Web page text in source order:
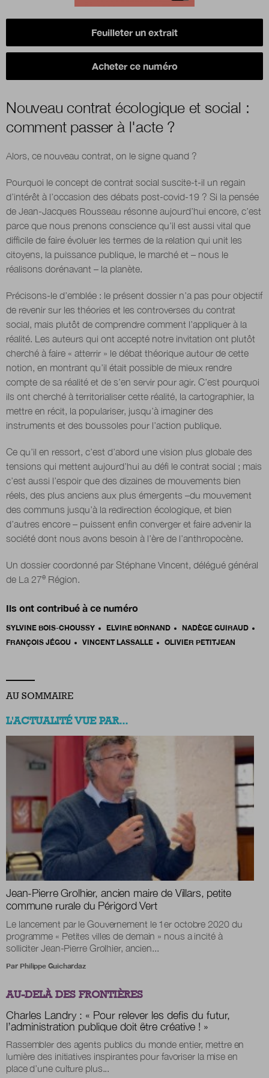
Qui sommes-nous ?
Nous contacter
Renseignez votre email afin de suivre l'actualité
de la transformation publique.
Nous suivre sur Twittersur LinkedIn
Nouveau contrat écologique et social :
comment passer à l'acte ?
Alors, ce nouveau contrat, on le signe quand ?
Pourquoi le concept de contrat social suscite-t-il un regain
d’intérêt à l’occasion des débats post-covid-19 ? Si la pensée
de Jean-Jacques Rousseau résonne aujourd’hui encore, c’est
parce que nous prenons conscience qu’il est aussi vital que
difficile de faire évoluer les termes de la relation qui unit les
citoyens, la puissance publique, le marché et – nous le
réalisons dorénavant – la planète.
Précisons-le d’emblée : le présent dossier n’a pas pour objectif
de revenir sur les théories et les controverses du contrat
social, mais plutôt de comprendre comment l’appliquer à la
réalité. Les auteurs qui ont accepté notre invitation ont plutôt
cherché à faire « atterrir » le débat théorique autour de cette
notion, en montrant qu’il était possible de mieux rendre
compte de sa réalité et de s’en servir pour agir. C’est pourquoi
ils ont cherché à territorialiser cette réalité, la cartographier, la
mettre en récit, la populariser, jusqu’à imaginer des
instruments et des boussoles pour l’action publique.
Ce qu’il en ressort, c’est d’abord une vision plus globale des
tensions qui mettent aujourd’hui au défi le contrat social ; mais
c’est aussi l’espoir que des dizaines de mouvements bien
réels, des plus anciens aux plus émergents –du mouvement
des communs jusqu’à la redirection écologique, et bien
d’autres encore – puissent enfin converger et faire advenir la
société dont nous avons besoin à l’ère de l’anthropocène.
Un dossier coordonné par Stéphane Vincent, délégué général
de La 27e Région.
Ils ont contribué à ce numéro
SYLVINE BOIS-CHOUSSY ELVIRE BORNAND
NADÈGE GUIRAUD
FRANÇOIS JÉGOU
VINCENT LASSALLE OLIVIER PETITJEAN
Feuilleter un extrait
Acheter ce numéro
AU SOMMAIRE
L'ACTUALITÉ VUE PAR...
Jean-Pierre Grolhier, ancien maire de Villars, petite
commune rurale du Périgord Vert
Le lancement par le Gouvernement le 1er octobre 2020 du
programme « Petites villes de demain » nous a incité à
solliciter Jean-Pierre Grolhier, ancien...
Par Philippe Guichardaz
AU-DELÀ DES FRONTIÈRES
Charles Landry : « Pour relever les defis du futur,
l’administration publique doit être créative ! »
Rassembler des agents publics du monde entier, mettre en
lumière des initiatives inspirantes pour favoriser la mise en
place d’une culture plus...